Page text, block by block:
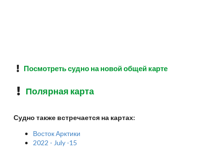
Посмотреть судно на новой общей карте
Полярная карта
Судно также встречается на картах:
Восток Арктики
2022 - July -15